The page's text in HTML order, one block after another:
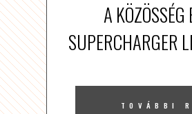
A KÖZÖSSÉG
SUPERCHARGER
TOVÁBBI